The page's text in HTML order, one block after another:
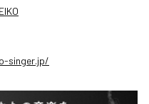
singer.jp/